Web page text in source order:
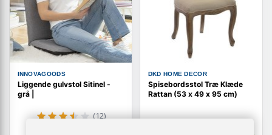
INNOVAGOODS
Liggende gulvstol Sitinel -
grå |
(12)
DKD HOME DECOR
Spisebordsstol Træ Klæde
Rattan (53 x 49 x 95 cm)